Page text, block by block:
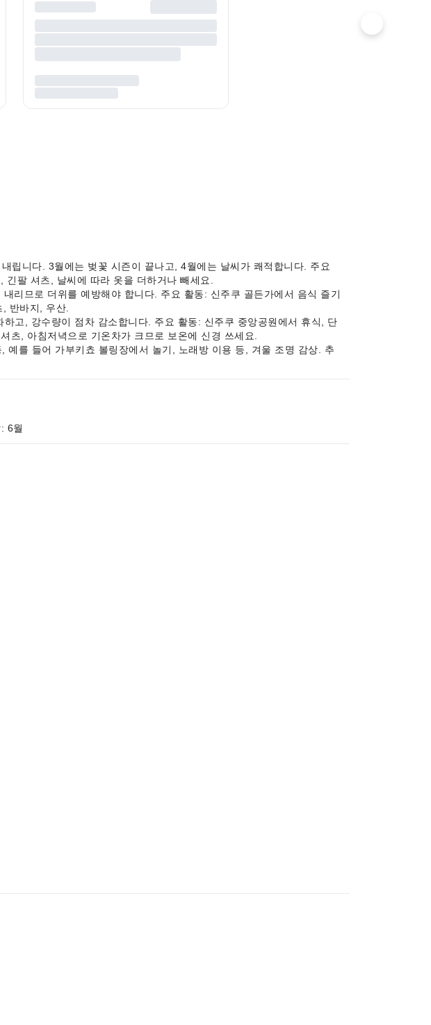
립니다. 3월에는 벚꽃 시즌이 끝나고, 4월에는 날씨가 쾌적합니다. 주요
팔 셔츠, 날씨에 따라 옷을 더하거나 빼세요.
리므로 더위를 예방해야 합니다. 주요 활동: 신주쿠 골든가에서 음식 즐기
반바지, 우산.
고, 강수량이 점차 감소합니다. 주요 활동: 신주쿠 중앙공원에서 휴식, 단
, 아침저녁으로 기온차가 크므로 보온에 신경 쓰세요.
를 들어 가부키쵸 볼링장에서 놀기, 노래방 이용 등, 겨울 조명 감상. 추
6월